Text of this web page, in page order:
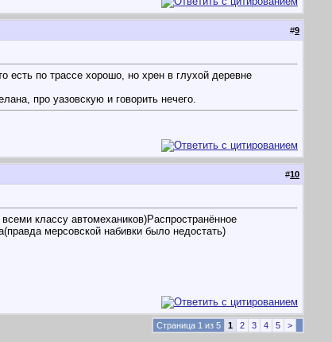
#9
есть по трассе хорошо, но хрен в глухой деревне
про уазовскую и говорить нечего.
#10
классу автомехаников)Распространённое
мерсовской набивки было недостать)
Страница 1 из 5 1 2 3 4 5 >